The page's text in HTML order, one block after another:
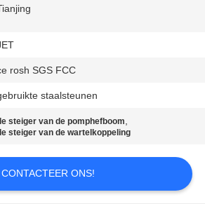
rosh SGS FCC
staalsteunen
steiger van de pomphefboom,
steiger van de wartelkoppeling
CONTACTEER ONS!